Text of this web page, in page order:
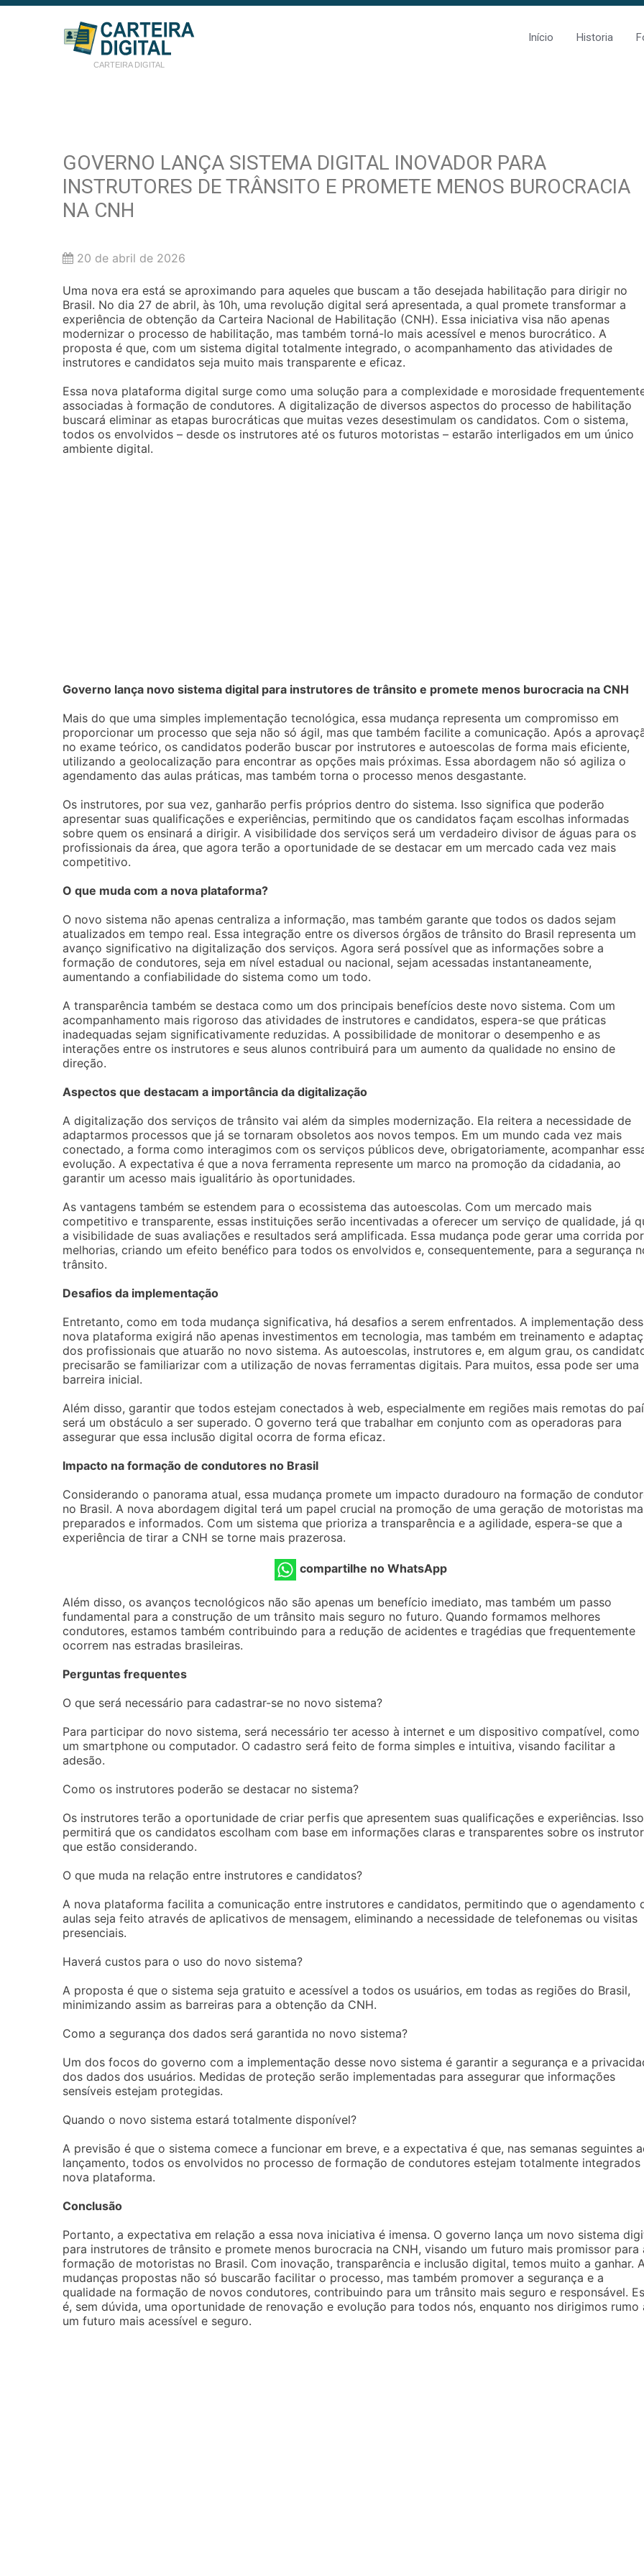
CARTEIRA DIGITAL
Início Historia
GOVERNO LANÇA SISTEMA DIGITAL INOVADOR PARA
INSTRUTORES DE TRÂNSITO E PROMETE MENOS BUROCRACIA
NA CNH
20 de abril de 2026
Uma nova era está se aproximando para aqueles que buscam a tão desejada habilitação para dirigir no
Brasil. No dia 27 de abril, às 10h, uma revolução digital será apresentada, a qual promete transformar a
experiência de obtenção da Carteira Nacional de Habilitação (CNH). Essa iniciativa visa não apenas
modernizar o processo de habilitação, mas também torná-lo mais acessível e menos burocrático. A
proposta é que, com um sistema digital totalmente integrado, o acompanhamento das atividades de
instrutores e candidatos seja muito mais transparente e eficaz.
Essa nova plataforma digital surge como uma solução para a complexidade e morosidade
associadas à formação de condutores. A digitalização de diversos aspectos do processo de habilitação
buscará eliminar as etapas burocráticas que muitas vezes desestimulam os candidatos. Com o sistema,
todos os envolvidos – desde os instrutores até os futuros motoristas – estarão interligados em um único
ambiente digital.
Governo lança novo sistema digital para instrutores de trânsito e promete menos burocracia na CNH
Mais do que uma simples implementação tecnológica, essa mudança representa um compromisso em
proporcionar um processo que seja não só ágil, mas que também facilite a comunicação. Após a
no exame teórico, os candidatos poderão buscar por instrutores e autoescolas de forma mais eficiente,
utilizando a geolocalização para encontrar as opções mais próximas. Essa abordagem não só agiliza o
agendamento das aulas práticas, mas também torna o processo menos desgastante.
Os instrutores, por sua vez, ganharão perfis próprios dentro do sistema. Isso significa que poderão
apresentar suas qualificações e experiências, permitindo que os candidatos façam escolhas informadas
sobre quem os ensinará a dirigir. A visibilidade dos serviços será um verdadeiro divisor de águas para os
profissionais da área, que agora terão a oportunidade de se destacar em um mercado cada vez mais
competitivo.
O que muda com a nova plataforma?
O novo sistema não apenas centraliza a informação, mas também garante que todos os dados sejam
atualizados em tempo real. Essa integração entre os diversos órgãos de trânsito do Brasil representa um
avanço significativo na digitalização dos serviços. Agora será possível que as informações sobre a
formação de condutores, seja em nível estadual ou nacional, sejam acessadas instantaneamente,
aumentando a confiabilidade do sistema como um todo.
A transparência também se destaca como um dos principais benefícios deste novo sistema. Com um
acompanhamento mais rigoroso das atividades de instrutores e candidatos, espera-se que práticas
inadequadas sejam significativamente reduzidas. A possibilidade de monitorar o desempenho e as
interações entre os instrutores e seus alunos contribuirá para um aumento da qualidade no ensino de
direção.
Aspectos que destacam a importância da digitalização
A digitalização dos serviços de trânsito vai além da simples modernização. Ela reitera a necessidade de
adaptarmos processos que já se tornaram obsoletos aos novos tempos. Em um mundo cada vez mais
conectado, a forma como interagimos com os serviços públicos deve, obrigatoriamente, acompanhar
evolução. A expectativa é que a nova ferramenta represente um marco na promoção da cidadania, ao
garantir um acesso mais igualitário às oportunidades.
As vantagens também se estendem para o ecossistema das autoescolas. Com um mercado mais
competitivo e transparente, essas instituições serão incentivadas a oferecer um serviço de qualidade, já
a visibilidade de suas avaliações e resultados será amplificada. Essa mudança pode gerar uma corrida por
melhorias, criando um efeito benéfico para todos os envolvidos e, consequentemente, para a segurança
trânsito.
Desafios da implementação
Entretanto, como em toda mudança significativa, há desafios a serem enfrentados. A implementação
nova plataforma exigirá não apenas investimentos em tecnologia, mas também em treinamento e
dos profissionais que atuarão no novo sistema. As autoescolas, instrutores e, em algum grau, os
precisarão se familiarizar com a utilização de novas ferramentas digitais. Para muitos, essa pode ser uma
barreira inicial.
Além disso, garantir que todos estejam conectados à web, especialmente em regiões mais remotas do
será um obstáculo a ser superado. O governo terá que trabalhar em conjunto com as operadoras para
assegurar que essa inclusão digital ocorra de forma eficaz.
Impacto na formação de condutores no Brasil
Considerando o panorama atual, essa mudança promete um impacto duradouro na formação de
no Brasil. A nova abordagem digital terá um papel crucial na promoção de uma geração de motoristas
preparados e informados. Com um sistema que prioriza a transparência e a agilidade, espera-se que a
experiência de tirar a CNH se torne mais prazerosa.
compartilhe no WhatsApp
Além disso, os avanços tecnológicos não são apenas um benefício imediato, mas também um passo
fundamental para a construção de um trânsito mais seguro no futuro. Quando formamos melhores
condutores, estamos também contribuindo para a redução de acidentes e tragédias que frequentemente
ocorrem nas estradas brasileiras.
Perguntas frequentes
O que será necessário para cadastrar-se no novo sistema?
Para participar do novo sistema, será necessário ter acesso à internet e um dispositivo compatível, como
um smartphone ou computador. O cadastro será feito de forma simples e intuitiva, visando facilitar a
adesão.
Como os instrutores poderão se destacar no sistema?
Os instrutores terão a oportunidade de criar perfis que apresentem suas qualificações e experiências. Isso
permitirá que os candidatos escolham com base em informações claras e transparentes sobre os
que estão considerando.
O que muda na relação entre instrutores e candidatos?
A nova plataforma facilita a comunicação entre instrutores e candidatos, permitindo que o agendamento
aulas seja feito através de aplicativos de mensagem, eliminando a necessidade de telefonemas ou visitas
presenciais.
Haverá custos para o uso do novo sistema?
A proposta é que o sistema seja gratuito e acessível a todos os usuários, em todas as regiões do Brasil,
minimizando assim as barreiras para a obtenção da CNH.
Como a segurança dos dados será garantida no novo sistema?
Um dos focos do governo com a implementação desse novo sistema é garantir a segurança e a
dos dados dos usuários. Medidas de proteção serão implementadas para assegurar que informações
sensíveis estejam protegidas.
Quando o novo sistema estará totalmente disponível?
A previsão é que o sistema comece a funcionar em breve, e a expectativa é que, nas semanas seguintes
lançamento, todos os envolvidos no processo de formação de condutores estejam totalmente integrados
nova plataforma.
Conclusão
Portanto, a expectativa em relação a essa nova iniciativa é imensa. O governo lança um novo sistema
para instrutores de trânsito e promete menos burocracia na CNH, visando um futuro mais promissor para
formação de motoristas no Brasil. Com inovação, transparência e inclusão digital, temos muito a ganhar.
mudanças propostas não só buscarão facilitar o processo, mas também promover a segurança e a
qualidade na formação de novos condutores, contribuindo para um trânsito mais seguro e responsável.
é, sem dúvida, uma oportunidade de renovação e evolução para todos nós, enquanto nos dirigimos rumo
um futuro mais acessível e seguro.